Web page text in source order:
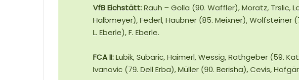
VfB Eichstätt:Rauh – Golla (90. Waffler), Moratz, Trslic,
Halbmeyer), Federl, Haubner (85. Meixner), Wolfsteiner
L. Eberle), F. Eberle.
FCA II:Lubik, Subaric, Haimerl, Wessig, Rathgeber (59.
Ivanovic (79. Dell Erba), Müller (90. Berisha), Cevis,